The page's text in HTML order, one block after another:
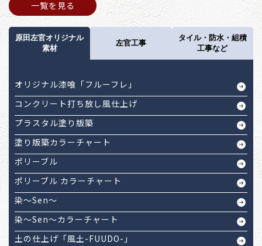
一覧を見る
原田左官オリジナル
素材
左官工事
タイル・防水・組積
工事など
オリジナル漆喰「フルーフレ」
コンクリート打ち放し風仕上げ
プラスタル塗り版築
塗り版築カラーチャート
ポリーブル
ポリーブル カラーチャート
染～Sen～
染～Sen～カラーチャート
土の仕上げ「風土-FUUDO-」